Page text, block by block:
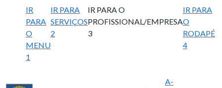
IR
PARA
O
MENU
1
IR PARA
SERVIÇOS
2
IR PARA O
PROFISSIONAL/EMPRESA
3
IR PARA
O
RODAPÉ
4
A-